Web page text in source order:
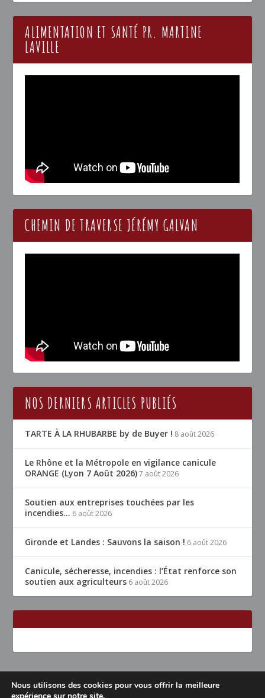
ALIMENTATION ET SANTÉ PR. MARTINE
LAVILLE
CHEMIN DE TRAVERSE JÉRÉMY GALVAN
NOS DERNIERS ARTICLES PUBLIÉS
TARTE À LA RHUBARBE by de Buyer ! 8 août 2026
Le Rhône et la Métropole en vigilance canicule
ORANGE (Lyon 7 Août 2026) 7 août 2026
Soutien aux entreprises touchées par les
incendies… 6 août 2026
Gironde et Landes : Sauvons la saison ! 6 août 2026
Canicule, sécheresse, incendies : l’État renforce son
soutien aux agriculteurs 6 août 2026
Conçu parElegant Themes | Propulsé parWordPress
Nous utilisons des cookies pour vous offrir la meilleure